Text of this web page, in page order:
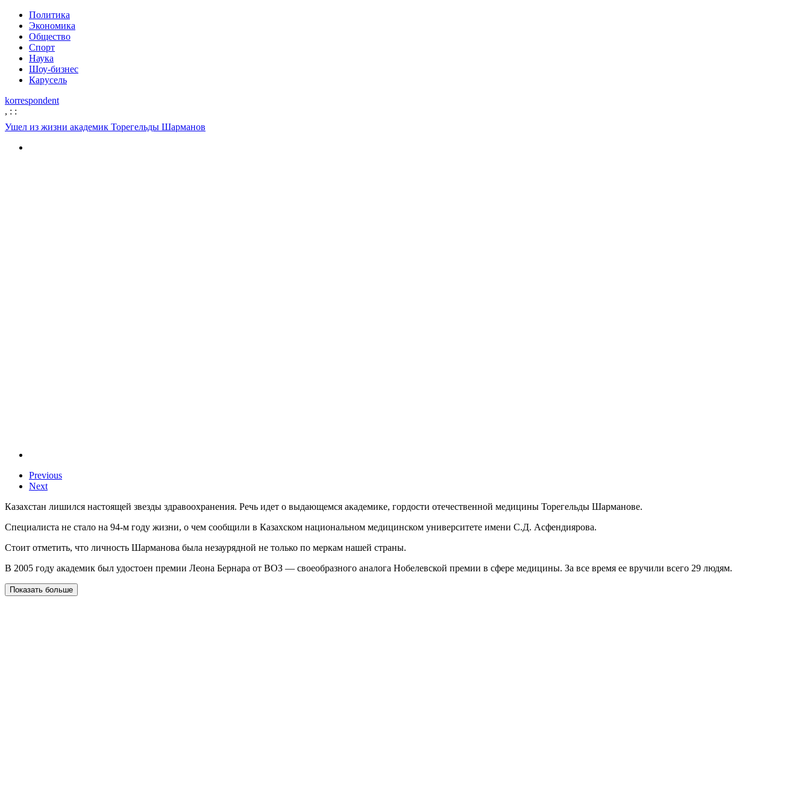
Политика
Экономика
Общество
Спорт
Наука
Шоу-бизнес
Карусель
korrespondent
, : :
Ушел из жизни академик Торегельды Шарманов
Previous
Next
Казахстан лишился настоящей звезды здравоохранения. Речь идет о выдающемся академике, гордости отечественной медицины Торегельды Шарманове.
Специалиста не стало на 94-м году жизни, о чем сообщили в Казахском национальном медицинском университете имени С.Д. Асфендиярова.
Стоит отметить, что личность Шарманова была незаурядной не только по меркам нашей страны.
В 2005 году академик был удостоен премии Леона Бернара от ВОЗ — своеобразного аналога Нобелевской премии в сфере медицины. За все время ее вручили всего 29 людям.
Показать больше